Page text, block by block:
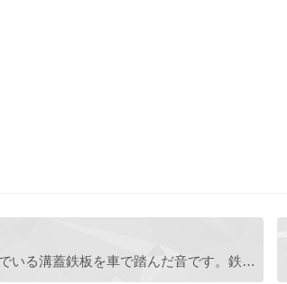
車が通れるように溝や小川を鉄板で塞いでいる溝蓋鉄板を車で踏んだ音です。鉄を叩いた音としても使えます。